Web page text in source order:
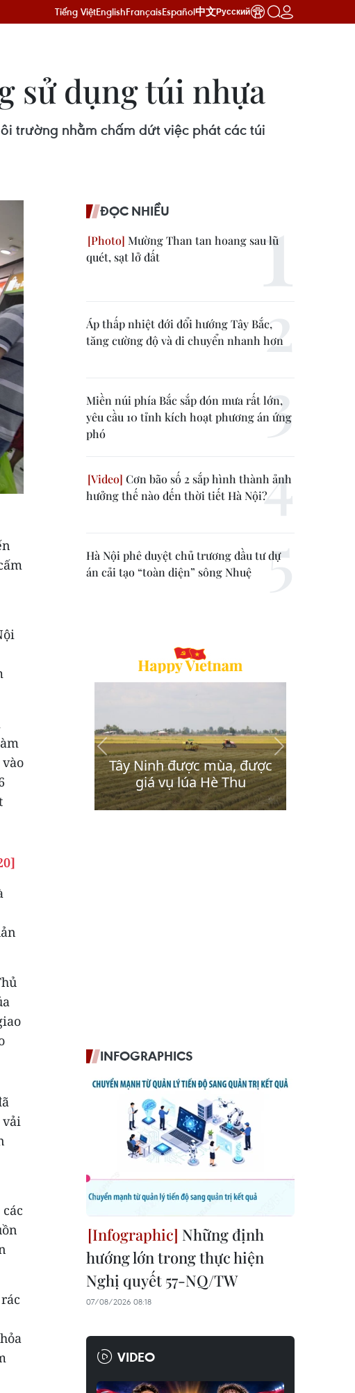
Tiếng ViệtEnglishFrançaisEspañol中文Русский
sử dụng túi nhựa
trường nhằm chấm dứt việc phát các túi
vải
ĐỌC NHIỀU
Mường Than tan hoang sau lũ
quét, sạt lở đất
Áp thấp nhiệt đới đổi hướng Tây Bắc,
tăng cường độ và di chuyển nhanh hơn
Miền núi phía Bắc sắp đón mưa rất lớn,
yêu cầu 10 tỉnh kích hoạt phương án ứng
phó
Cơn bão số 2 sắp hình thành ảnh
hưởng thế nào đến thời tiết Hà Nội?
Hà Nội phê duyệt chủ trương đầu tư dự
án cải tạo “toàn diện” sông Nhuệ
INFOGRAPHICS
Những định
hướng lớn trong thực hiện
Nghị quyết 57-NQ/TW
07/08/2026 08:18
VIDEO